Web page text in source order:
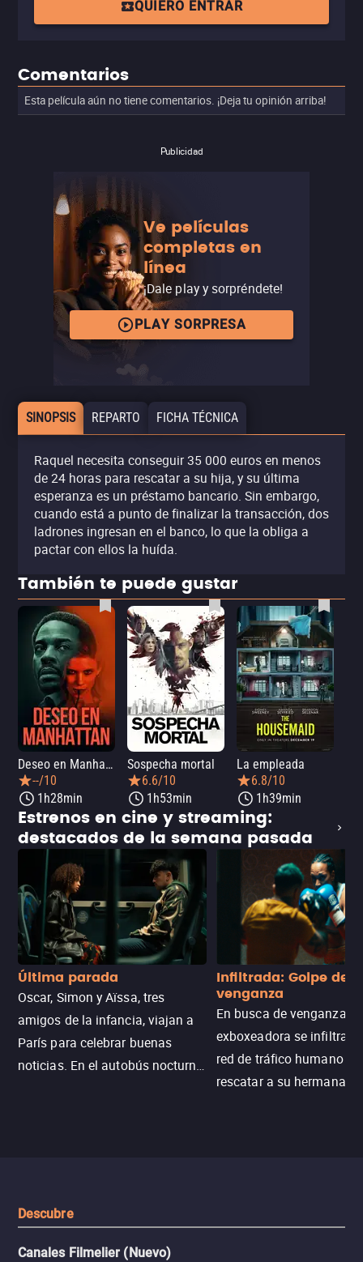
QUIERO ENTRAR
Comentarios
Esta película aún no tiene comentarios. ¡Deja tu opinión arriba!
Publicidad
Ve películas
completas en
línea
¡Dale play y sorpréndete!
PLAY SORPRESA
SINOPSIS REPARTO FICHA TÉCNICA
Raquel necesita conseguir 35 000 euros en menos
de 24 horas para rescatar a su hija, y su última
esperanza es un préstamo bancario. Sin embargo,
cuando está a punto de finalizar la transacción, dos
ladrones ingresan en el banco, lo que la obliga a
pactar con ellos la huída.
También te puede gustar
Deseo en Manhattan
--/10
1h28min
Sospecha mortal
6.6/10
1h53min
La empleada
6.8/10
1h39min
Estrenos en cine y streaming:
destacados de la semana pasada
Última parada
Oscar, Simon y Aïssa, tres
amigos de la infancia, viajan a
París para celebrar buenas
noticias. En el autobús nocturno
Infiltrada: Golpe de
venganza
En busca de venganza,
exboxeadora se infiltra
red de tráfico humano
rescatar a su hermana
Descubre
Canales Filmelier (Nuevo)